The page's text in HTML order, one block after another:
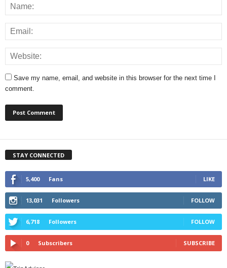
Save my name, email, and website in this browser for the next time I
comment.
STAY CONNECTED
5,400 Fans LIKE
13,031 Followers FOLLOW
6,718 Followers FOLLOW
0 Subscribers SUBSCRIBE